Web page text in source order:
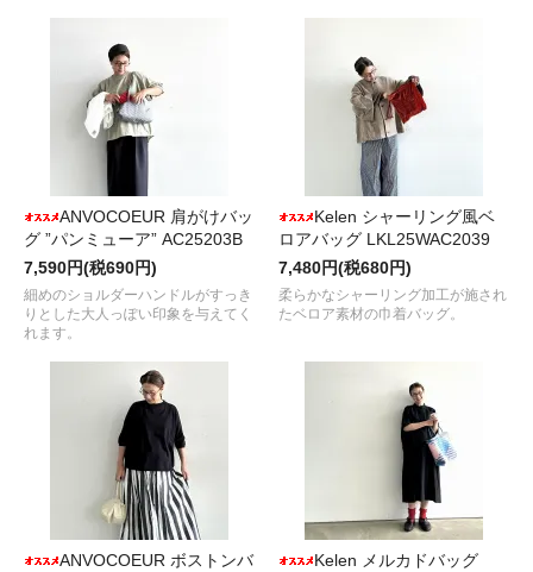
ANVOCOEUR 肩がけバッ
グ ”パンミューア” AC25203B
7,590円(税690円)
細めのショルダーハンドルがすっき
りとした大人っぽい印象を与えてく
れます。
Kelen シャーリング風ベ
ロアバッグ LKL25WAC2039
7,480円(税680円)
柔らかなシャーリング加工が施され
たベロア素材の巾着バッグ。
ANVOCOEUR ボストンバ
Kelen メルカドバッグ